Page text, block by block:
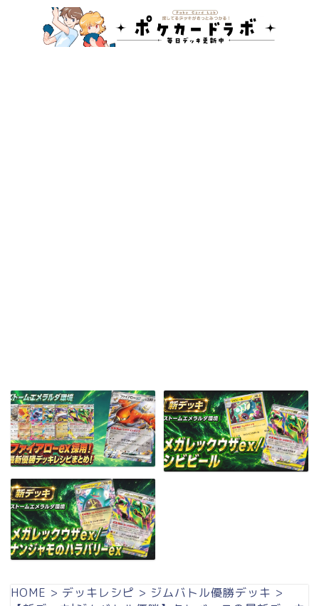
HOME > デッキレシピ > ジムバトル優勝デッキ >